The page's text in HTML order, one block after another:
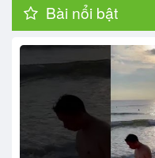
Bài nổi bật